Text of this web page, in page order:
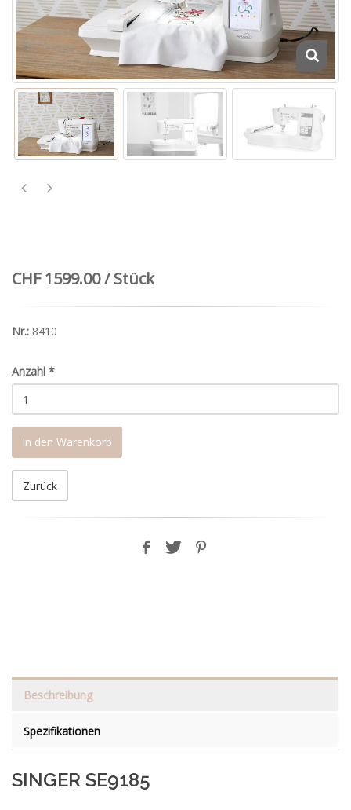
CHF 1599.00 / Stück
Nr.: 8410
Anzahl *
In den Warenkorb
Zurück
Beschreibung
Spezifikationen
SINGER SE9185